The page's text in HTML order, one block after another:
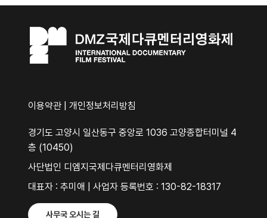
이용약관 개인정보처리방침
경기도 고양시 일산동구 중앙로 1036 고양종합터미널 4
층 (10450)
사단법인 디엠지국제다큐멘터리영화제
대표자 : 추미애 | 사업자 등록번호 : 130-82-18317
사무국 오시는 길